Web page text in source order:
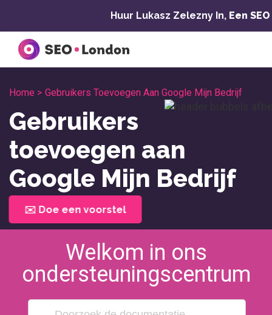
inhoud
Huur Lukasz Zelezny In, Een
Home > Gebruikers Toevoegen Aan Google Mijn Bedrijf
Gebruikers
toevoegen aan
Google Mijn Bedrijf
✉️ Doe een voorstel
Welkom in ons
ondersteuningscentrum